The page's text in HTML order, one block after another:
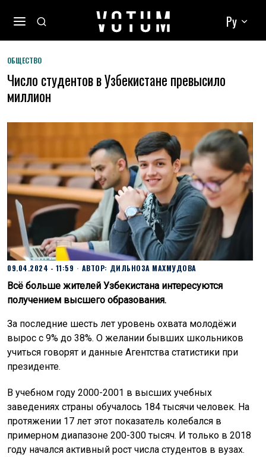
Ру
ОБЩЕСТВО
Число студентов в Узбекистане превысило
миллион
09.04.2024 - 11:59 АВТОР: ДИЛЬНОЗА МАХМУДОВА
Всё больше жителей Узбекистана интересуются
получением высшего образования.
За последние шесть лет уровень охвата молодёжи
вырос с 9% до 38%. О желании бывших школьников
учиться говорят и данные Агентства статистики при
президенте.
В учебном году 2000-2001 в высших учебных
заведениях страны обучалось 184 тысячи человек. На
протяжении 17 лет этот показатель колебался в
примерном диапазоне 200-300 тысяч. И только в 2018
году начался активный рост числа студентов в вузах.